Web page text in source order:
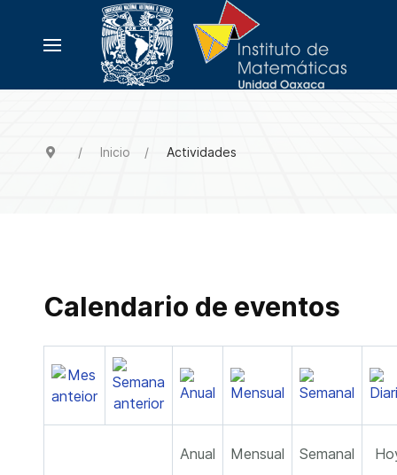
Inicio Actividades
Calendario de eventos
Anual Mensual Semanal